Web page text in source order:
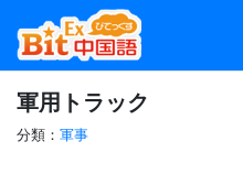
軍用トラック
分類： 軍事